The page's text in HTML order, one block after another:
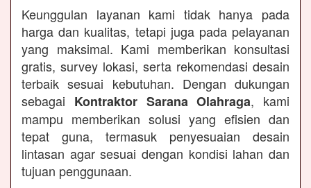
Keunggulan layanan kami tidak hanya pada
harga dan kualitas, tetapi juga pada pelayanan
yang maksimal. Kami memberikan konsultasi
gratis, survey lokasi, serta rekomendasi desain
terbaik sesuai kebutuhan. Dengan dukungan
sebagai Kontraktor Sarana Olahraga, kami
mampu memberikan solusi yang efisien dan
tepat guna, termasuk penyesuaian desain
lintasan agar sesuai dengan kondisi lahan dan
tujuan penggunaan.